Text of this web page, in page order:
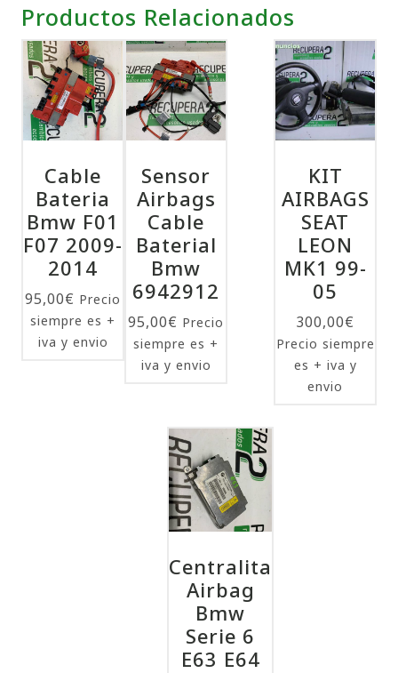
Productos Relacionados
Cable
Bateria
Bmw F01
F07 2009-
2014
95,00€ Precio
siempre es +
iva y envio
KIT
AIRBAGS
SEAT
LEON
MK1 99-
05
300,00€
Precio siempre
es + iva y
envio
Sensor
Airbags
Cable
Baterial
Bmw
6942912
95,00€ Precio
siempre es +
iva y envio
Centralita
Airbag
Bmw
Serie 6
E63 E64